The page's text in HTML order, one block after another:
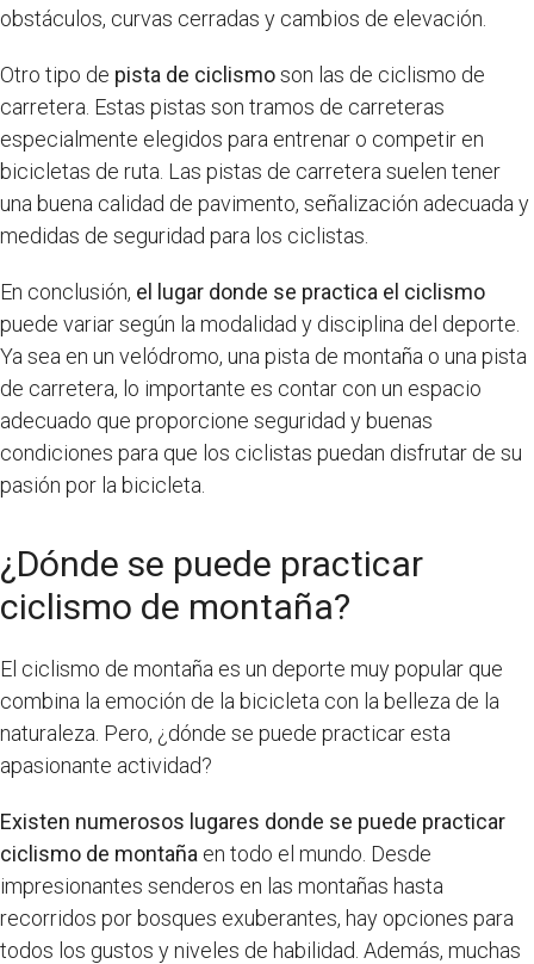
obstáculos, curvas cerradas y cambios de elevación.
Otro tipo de pista de ciclismoson las de ciclismo de
carretera. Estas pistas son tramos de carreteras
especialmente elegidos para entrenar o competir en
bicicletas de ruta. Las pistas de carretera suelen tener
una buena calidad de pavimento, señalización adecuada y
medidas de seguridad para los ciclistas.
En conclusión, el lugar donde se practica el ciclismo
puede variar según la modalidad y disciplina del deporte.
Ya sea en un velódromo, una pista de montaña o una pista
de carretera, lo importante es contar con un espacio
adecuado que proporcione seguridad y buenas
condiciones para que los ciclistas puedan disfrutar de su
pasión por la bicicleta.
¿Dónde se puede practicar
ciclismo de montaña?
El ciclismo de montaña es un deporte muy popular que
combina la emoción de la bicicleta con la belleza de la
naturaleza. Pero, ¿dónde se puede practicar esta
apasionante actividad?
Existen numerosos lugares donde se puede practicar
ciclismo de montaña en todo el mundo. Desde
impresionantes senderos en las montañas hasta
recorridos por bosques exuberantes, hay opciones para
todos los gustos y niveles de habilidad. Además, muchas